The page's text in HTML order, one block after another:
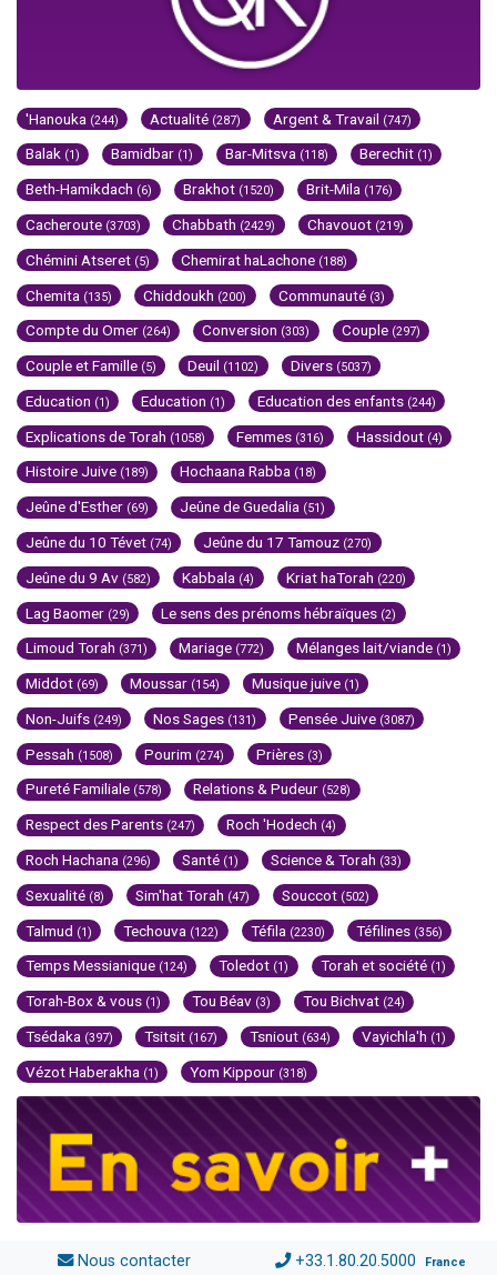
'Hanouka (244) Actualité (287) Argent & Travail (747)
Balak (1) Bamidbar (1) Bar-Mitsva (118) Berechit (1)
Beth-Hamikdach (6) Brakhot (1520) Brit-Mila (176)
Cacheroute (3703) Chabbath (2429) Chavouot (219)
Chémini Atseret (5) Chemirat haLachone (188)
Chemita (135) Chiddoukh (200) Communauté (3)
Compte du Omer (264) Conversion (303) Couple (297)
Couple et Famille (5) Deuil (1102) Divers (5037)
Education (1) Education (1) Education des enfants (244)
Explications de Torah (1058) Femmes (316) Hassidout (4)
Histoire Juive (189) Hochaana Rabba (18)
Jeûne d'Esther (69) Jeûne de Guedalia (51)
Jeûne du 10 Tévet (74) Jeûne du 17 Tamouz (270)
Jeûne du 9 Av (582) Kabbala (4) Kriat haTorah (220)
Lag Baomer (29) Le sens des prénoms hébraïques (2)
Limoud Torah (371) Mariage (772) Mélanges lait/viande (1)
Middot (69) Moussar (154) Musique juive (1)
Non-Juifs (249) Nos Sages (131) Pensée Juive (3087)
Pessah (1508) Pourim (274) Prières (3)
Pureté Familiale (578) Relations & Pudeur (528)
Respect des Parents (247) Roch 'Hodech (4)
Roch Hachana (296) Santé (1) Science & Torah (33)
Sexualité (8) Sim'hat Torah (47) Souccot (502)
Talmud (1) Techouva (122) Téfila (2230) Téfilines (356)
Temps Messianique (124) Toledot (1) Torah et société (1)
Torah-Box & vous (1) Tou Béav (3) Tou Bichvat (24)
Tsédaka (397) Tsitsit (167) Tsniout (634) Vayichla'h (1)
Vézot Haberakha (1) Yom Kippour (318)
Nous contacter +33.1.80.20.5000 France